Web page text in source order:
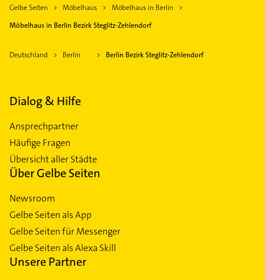
Gelbe Seiten Möbelhaus
Möbelhaus in Berlin
Möbelhaus in Berlin Bezirk Steglitz-Zehlendorf
Deutschland Berlin Berlin Bezirk Steglitz-Zehlendorf
Dialog & Hilfe
Ansprechpartner
Häufige Fragen
Übersicht aller Städte
Über Gelbe Seiten
Newsroom
Gelbe Seiten als App
Gelbe Seiten für Messenger
Gelbe Seiten als Alexa Skill
Unsere Partner